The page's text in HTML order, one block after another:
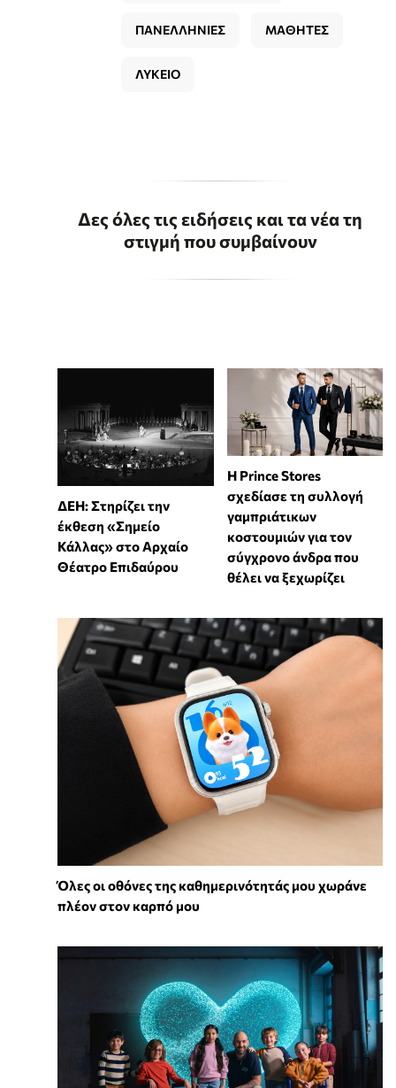
ΠΑΝΕΛΛΗΝΙΕΣ ΜΑΘΗΤΕΣ
ΛΥΚΕΙΟ
Δες όλες τις ειδήσεις και τα νέα τη
στιγμή που συμβαίνουν
ΔΕΗ: Στηρίζει την
έκθεση «Σημείο
Κάλλας» στο Αρχαίο
Θέατρο Επιδαύρου
Η Prince Stores
σχεδίασε τη συλλογή
γαμπριάτικων
κοστουμιών για τον
σύγχρονο άνδρα που
θέλει να ξεχωρίζει
Όλες οι οθόνες της καθημερινότητάς μου χωράνε
πλέον στον καρπό μου